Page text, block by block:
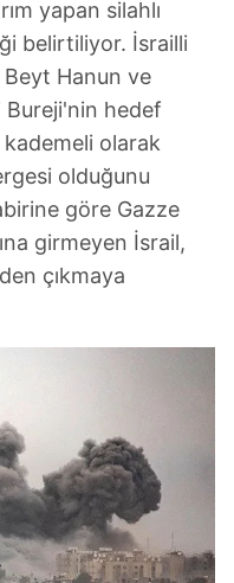
yapan silahlı
belirtiliyor. İsrailli
Hanun ve
Bureji'nin hedef
kademeli olarak
olduğunu
göre Gazze
girmeyen İsrail,
çıkmaya